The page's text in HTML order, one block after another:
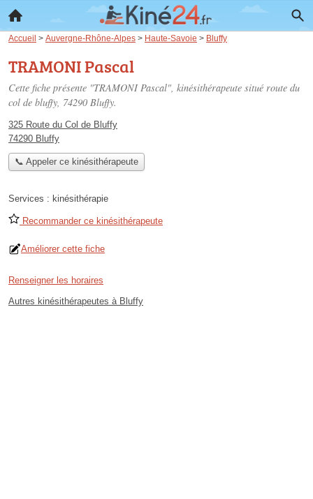
Accueil > Auvergne-Rhône-Alpes > Haute-Savoie > Bluffy
TRAMONI Pascal
Cette fiche présente "TRAMONI Pascal", kinésithérapeute situé route du
col de bluffy, 74290 Bluffy.
325 Route du Col de Bluffy
74290 Bluffy
📞 Appeler ce kinésithérapeute
Services : kinésithérapie
Recommander ce kinésithérapeute
Améliorer cette fiche
Renseigner les horaires
Autres kinésithérapeutes à Bluffy